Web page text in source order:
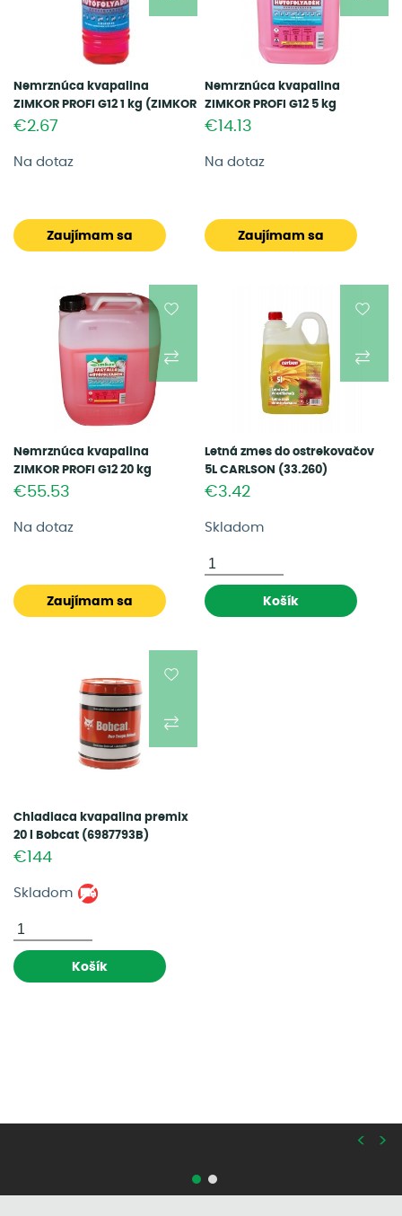
Nemrznúca kvapalina
ZIMKOR PROFI G12 1 kg (ZIMKOR
PROFI 1KG)
€2.67
Na dotaz
Zaujímam sa
Nemrznúca kvapalina
ZIMKOR PROFI G12 5 kg
(ZIMKOR PROFI 5KG)
€14.13
Na dotaz
Zaujímam sa
Nemrznúca kvapalina
ZIMKOR PROFI G12 20 kg
(ZIMKOR PROFI 20KG)
€55.53
Na dotaz
Zaujímam sa
Letná zmes do ostrekovačov
5L CARLSON (33.260)
€3.42
Skladom
Košík
Chladiaca kvapalina premix
20 l Bobcat (6987793B)
€144
Skladom
Košík
>
<